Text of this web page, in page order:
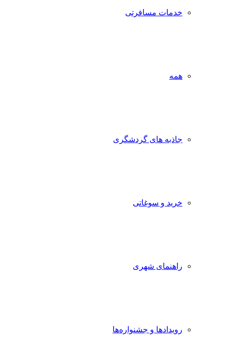
خدمات مسافرتی
همه
جاذبه‌ های گردشگری
خرید و سوغاتی
راهنمای شهری
رویدادها و جشنواره‌ها